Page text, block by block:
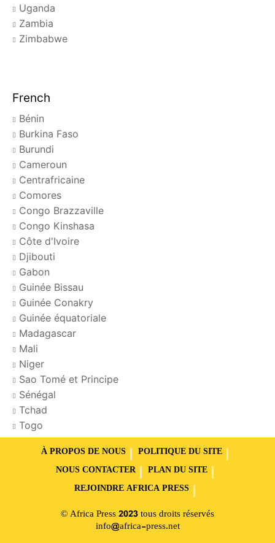
Uganda
Zambia
Zimbabwe
French
Bénin
Burkina Faso
Burundi
Cameroun
Centrafricaine
Comores
Congo Brazzaville
Congo Kinshasa
Côte d'Ivoire
Djibouti
Gabon
Guinée Bissau
Guinée Conakry
Guinée équatoriale
Madagascar
Mali
Niger
Sao Tomé et Principe
Sénégal
Tchad
Togo
À PROPOS DE NOUS
POLITIQUE DU SITE
NOUS CONTACTER
PLAN DU SITE
REJOINDRE AFRICA PRESS
© Africa Press 2023 tous droits réservés
info@africa-press.net